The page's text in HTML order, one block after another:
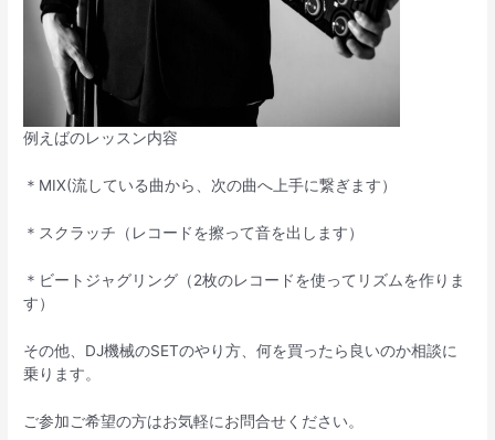
例えばのレッスン内容
＊MIX(流している曲から、次の曲へ上手に繋ぎます）
＊スクラッチ（レコードを擦って音を出します）
＊ビートジャグリング（2枚のレコードを使ってリズムを作りま
す）
その他、DJ機械のSETのやり方、何を買ったら良いのか相談に
乗ります。
ご参加ご希望の方はお気軽にお問合せください。